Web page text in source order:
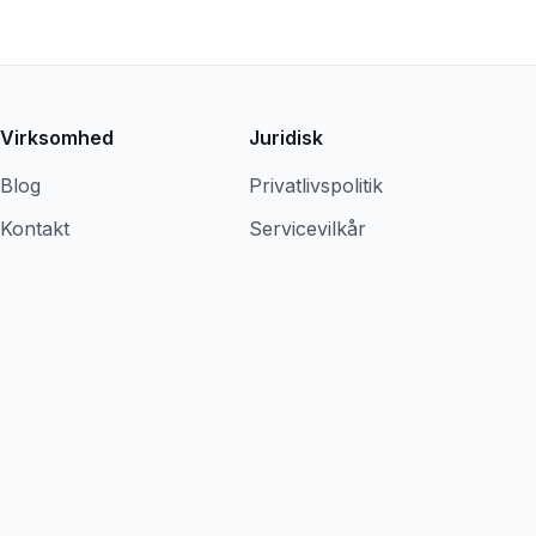
Virksomhed
Blog
Kontakt
Juridisk
Privatlivspolitik
Servicevilkår